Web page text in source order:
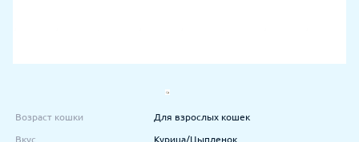
Возраст кошки Для взрослых кошек
Вкус Курица/Цыпленок